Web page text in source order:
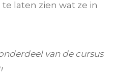
laten zien wat ze in
van de cursus